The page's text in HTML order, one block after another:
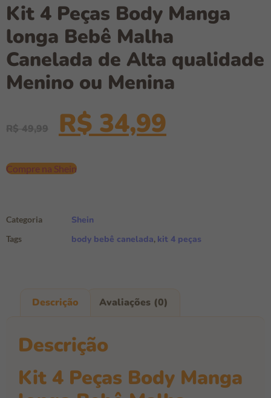
Kit 4 Peças Body Manga
longa Bebê Malha
Canelada de Alta qualidade
Menino ou Menina
R$49,99 R$ 34,99
Compre na Shein
Categoria Shein
Tags body bebê canelada, kit 4 peças
Descrição Avaliações (0)
Descrição
Kit 4 Peças Body Manga